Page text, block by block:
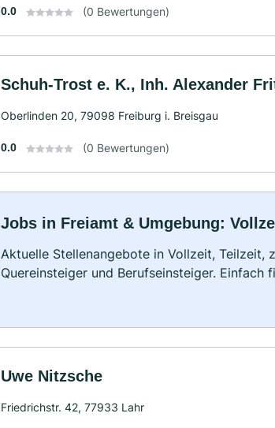
0.0 (0 Bewertungen)
Schuh-Trost e. K., Inh. Alexander
Oberlinden 20, 79098 Freiburg i. Breisgau
0.0 (0 Bewertungen)
Jobs in Freiamt & Umgebung:
Aktuelle Stellenangebote in Vollzeit, Teilzeit,
Quereinsteiger und Berufseinsteiger. Einfach
Uwe Nitzsche
Friedrichstr. 42, 77933 Lahr